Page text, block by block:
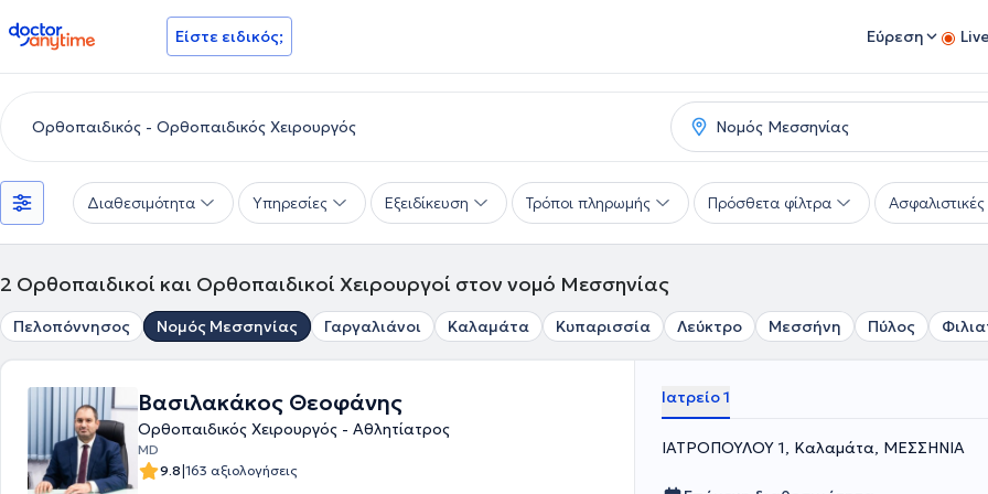
doctoranytime Είστε ειδικός; Εύρεση
Διαθεσιμότητα Υπηρεσίες Εξειδίκευση Τρόποι πληρωμής Πρόσθετα φίλτρα Ασφαλιστικές
2 Ορθοπαιδικοί και Ορθοπαιδικοί Χειρουργοί στον νομό Μεσσηνίας
Πελοπόννησος Νομός Μεσσηνίας Γαργαλιάνοι Καλαμάτα Κυπαρισσία Λεύκτρο Μεσσήνη Πύλος
Βασιλακάκος Θεοφάνης
Ορθοπαιδικός Χειρουργός - Αθλητίατρος
MD
9.8|163 αξιολογήσεις
Ιατρείο 1
ΙΑΤΡΟΠΟΥΛΟΥ 1, Καλαμάτα, ΜΕΣΣΗΝΙΑ